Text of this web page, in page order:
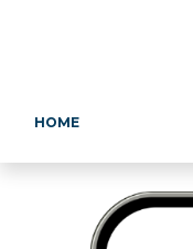
HOME